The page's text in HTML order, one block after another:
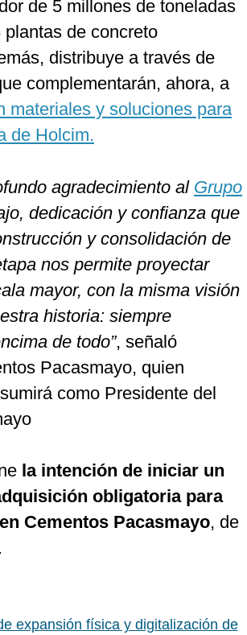
de 5 millones de toneladas
de concreto
distribuye a través de
complementarán, ahora, a
materiales y soluciones para
de Holcim.
agradecimiento al Grupo
dedicación y confianza que
y consolidación de
nos permite proyectar
mayor, con la misma visión
historia: siempre
de todo”, señaló
Pacasmayo, quien
como Presidente del
la intención de iniciar un
obligatoria para
Cementos Pacasmayo, de
expansión física y digitalización de